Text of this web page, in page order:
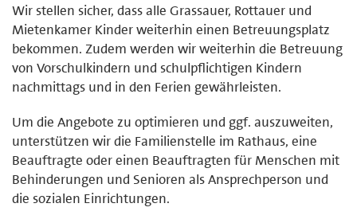
Wir stellen sicher, dass alle Grassauer, Rottauer und
Mietenkamer Kinder weiterhin einen Betreuungsplatz
bekommen. Zudem werden wir weiterhin die Betreuung
von Vorschulkindern und schulpflichtigen Kindern
nachmittags und in den Ferien gewährleisten.
Um die Angebote zu optimieren und ggf. auszuweiten,
unterstützen wir die Familienstelle im Rathaus, eine
Beauftragte oder einen Beauftragten für Menschen mit
Behinderungen und Senioren als Ansprechperson und
die sozialen Einrichtungen.